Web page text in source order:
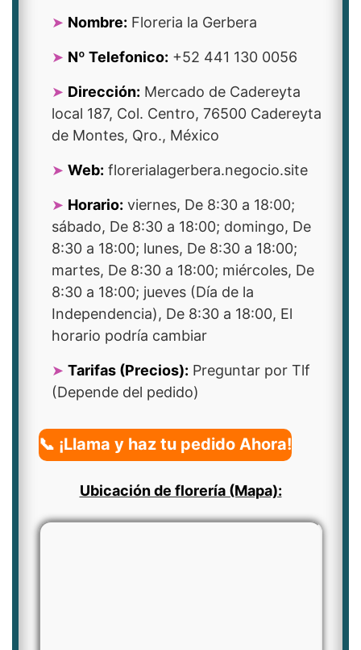
Nombre: Floreria la Gerbera
Nº Telefonico: +52 441 130 0056
Dirección: Mercado de Cadereyta
local 187, Col. Centro, 76500 Cadereyta
de Montes, Qro., México
Web: florerialagerbera.negocio.site
Horario: viernes, De 8:30 a 18:00;
sábado, De 8:30 a 18:00; domingo, De
8:30 a 18:00; lunes, De 8:30 a 18:00;
martes, De 8:30 a 18:00; miércoles, De
8:30 a 18:00; jueves (Día de la
Independencia), De 8:30 a 18:00, El
horario podría cambiar
Tarifas (Precios): Preguntar por Tlf
(Depende del pedido)
📞 ¡Llama y haz tu pedido Ahora!
Ubicación de florería (Mapa):